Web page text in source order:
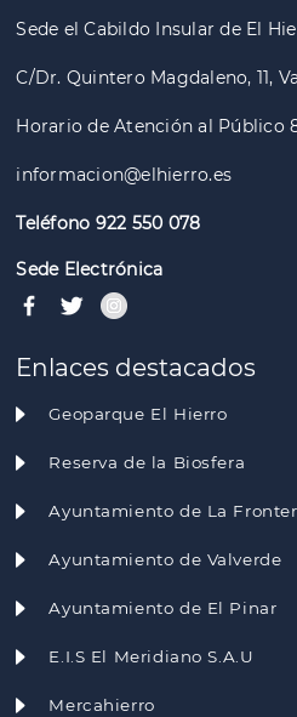
Sede el Cabildo Insular de El
C/Dr. Quintero Magdaleno, 11,
Horario de Atención al Público
informacion@elhierro.es
Teléfono 922 550 078
Sede Electrónica
Enlaces destacados
Geoparque El Hierro
Reserva de la Biosfera
Ayuntamiento de La
Ayuntamiento de Valverde
Ayuntamiento de El Pinar
E.I.S El Meridiano S.A.U
Mercahierro